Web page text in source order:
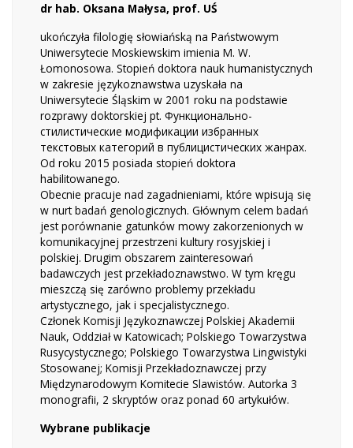
dr hab. Oksana Małysa, prof. UŚ
ukończyła filologię słowiańską na Państwowym
Uniwersytecie Moskiewskim imienia M. W.
Łomonosowa. Stopień doktora nauk humanistycznych
w zakresie językoznawstwa uzyskała na
Uniwersytecie Śląskim w 2001 roku na podstawie
rozprawy doktorskiej pt. Функционально-
стилистические модификации избранных
текстовых категорий в публицистических жанрах.
Od roku 2015 posiada stopień doktora
habilitowanego.
Obecnie pracuje nad zagadnieniami, które wpisują się
w nurt badań genologicznych. Głównym celem badań
jest porównanie gatunków mowy zakorzenionych w
komunikacyjnej przestrzeni kultury rosyjskiej i
polskiej. Drugim obszarem zainteresowań
badawczych jest przekładoznawstwo. W tym kręgu
mieszczą się zarówno problemy przekładu
artystycznego, jak i specjalistycznego.
Członek Komisji Językoznawczej Polskiej Akademii
Nauk, Oddział w Katowicach; Polskiego Towarzystwa
Rusycystycznego; Polskiego Towarzystwa Lingwistyki
Stosowanej; Komisji Przekładoznawczej przy
Międzynarodowym Komitecie Slawistów. Autorka 3
monografii, 2 skryptów oraz ponad 60 artykułów.
Wybrane publikacje